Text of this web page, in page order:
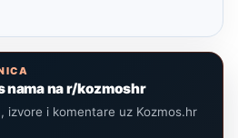
nama na r/kozmoshr
izvore i komentare uz Kozmos.hr